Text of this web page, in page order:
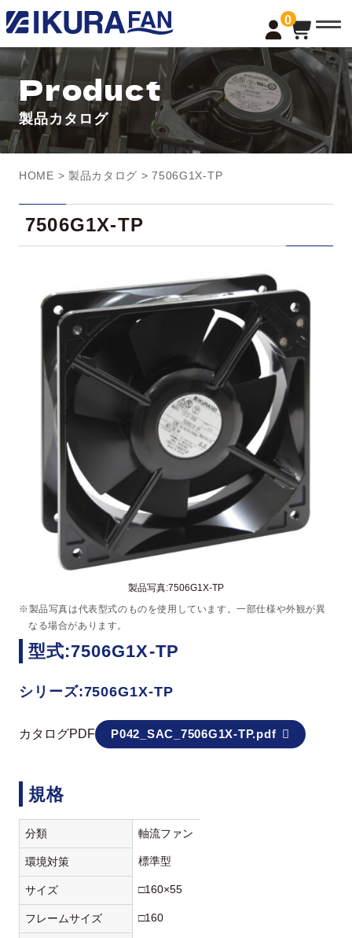
0
t
o
g
l
e
a
v
i
g
a
n
Product
製品カタログ
HOME > 製品カタログ > 7506G1X-TP
7506G1X-TP
製品写真:7506G1X-TP
※製品写真は代表型式のものを使用しています。一部仕様や外観が異
なる場合があります。
型式:7506G1X-TP
シリーズ:7506G1X-TP
カタログPDF P042_SAC_7506G1X-TP.pdf
規格
分類 軸流ファン
環境対策 標準型
サイズ □160×55
フレームサイズ □160